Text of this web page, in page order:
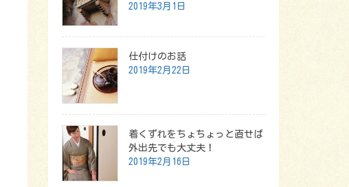
2019年3月1日
仕付けのお話
2019年2月22日
着くずれをちょちょっと直せば
外出先でも大丈夫！
2019年2月16日